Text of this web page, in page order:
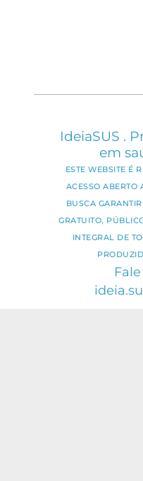
IdeiaSUS .
em
ESTE WEBSITE É
ACESSO ABERTO
BUSCA
GRATUITO,
INTEGRAL DE